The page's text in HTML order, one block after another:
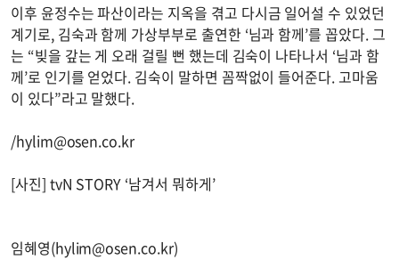
이후 윤정수는 파산이라는 지옥을 겪고 다시금 일어설 수 있었던
계기로, 김숙과 함께 가상부부로 출연한 ‘님과 함께’를 꼽았다. 그
는 “빚을 갚는 게 오래 걸릴 뻔 했는데 김숙이 나타나서 ‘님과 함
께’로 인기를 얻었다. 김숙이 말하면 꼼짝없이 들어준다. 고마움
이 있다”라고 말했다.
/hylim@osen.co.kr
[사진] tvN STORY ‘남겨서 뭐하게’
임혜영(hylim@osen.co.kr)